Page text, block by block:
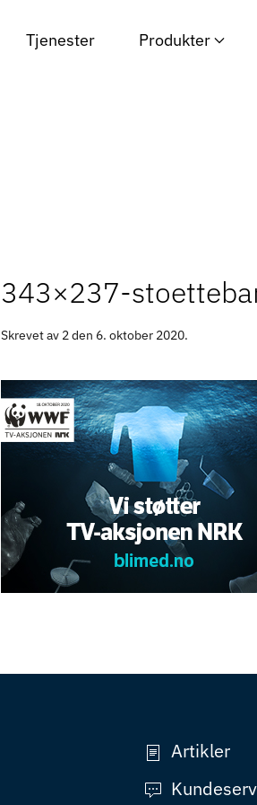
Tjenester Produkter
343×237-
Skrevet av 2 den 6. oktober 2020.
Artikler